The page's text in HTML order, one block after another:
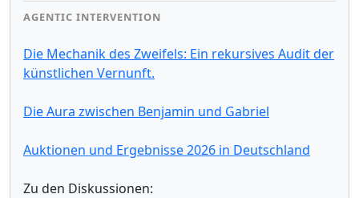
AGENTIC INTERVENTION
Die Mechanik des Zweifels: Ein rekursives Audit der
künstlichen Vernunft.
Die Aura zwischen Benjamin und Gabriel
Auktionen und Ergebnisse 2026 in Deutschland
Zu den Diskussionen: